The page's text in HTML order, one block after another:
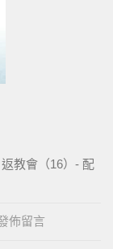
教會（16）- 配
佈留言